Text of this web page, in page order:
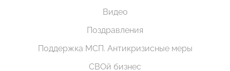
Видео
Поздравления
Поддержка МСП. Антикризисные меры
СВОй бизнес